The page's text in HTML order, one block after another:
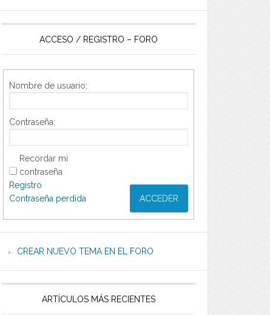
ACCESO / REGISTRO – FORO
Nombre de usuario:
Contraseña:
Recordar mi
contraseña
ACCEDER
Registro
Contraseña perdida
CREAR NUEVO TEMA EN EL FORO
ARTÍCULOS MÁS RECIENTES